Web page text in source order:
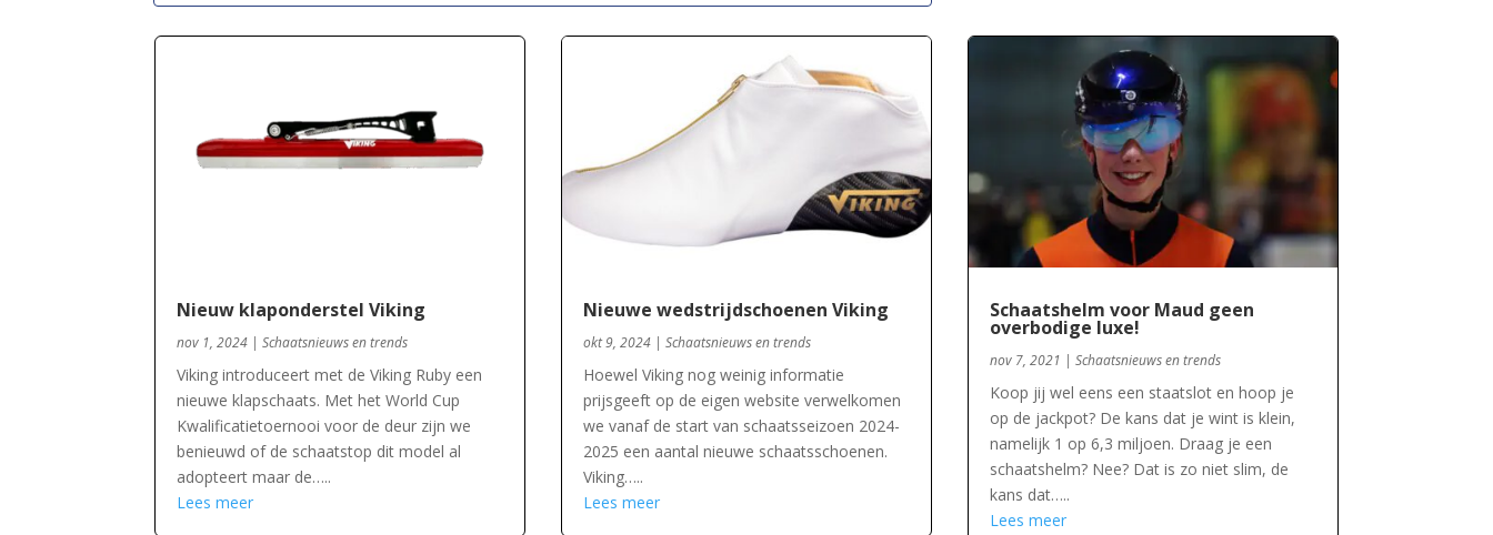
Nieuw klaponderstel Viking
nov 1, 2024 |Schaatsnieuws en trends
Viking introduceert met de Viking Ruby een
nieuwe klapschaats. Met het World Cup
Kwalificatietoernooi voor de deur zijn we
benieuwd of de schaatstop dit model al
adopteert maar de…..
Lees meer
Nieuwe wedstrijdschoenen Viking
okt 9, 2024 |Schaatsnieuws en trends
Hoewel Viking nog weinig informatie
prijsgeeft op de eigen website verwelkomen
we vanaf de start van schaatsseizoen 2024-
2025 een aantal nieuwe schaatsschoenen.
Viking…..
Lees meer
Schaatshelm voor Maud geen
overbodige luxe!
nov 7, 2021 | Schaatsnieuws en trends
Koop jij wel eens een staatslot en hoop je
op de jackpot? De kans dat je wint is klein,
namelijk 1 op 6,3 miljoen. Draag je een
schaatshelm? Nee? Dat is zo niet slim, de
kans dat…..
Lees meer